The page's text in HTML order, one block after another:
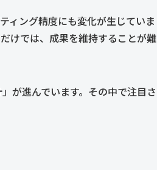
ィング精度にも変化が生じていま
けでは、成果を維持することが難
が進んでいます。その中で注目さ